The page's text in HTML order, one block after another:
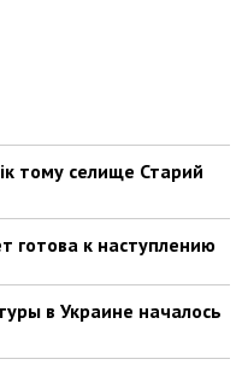
тому селище Старий
готова к наступлению
в Украине началось